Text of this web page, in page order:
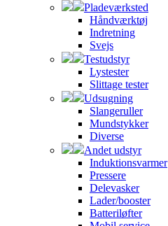
Pladeværksted
Håndværktøj
Indretning
Svejs
Testudstyr
Lystester
Slittage tester
Udsugning
Slangeruller
Mundstykker
Diverse
Andet udstyr
Induktionsvarmer
Pressere
Delevasker
Lader/booster
Batteriløfter